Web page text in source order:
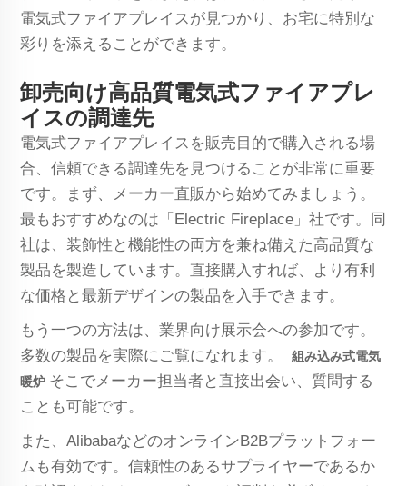
電気式ファイアプレイスが見つかり、お宅に特別な
彩りを添えることができます。
卸売向け高品質電気式ファイアプレ
イスの調達先
電気式ファイアプレイスを販売目的で購入される場
合、信頼できる調達先を見つけることが非常に重要
です。まず、メーカー直販から始めてみましょう。
最もおすすめなのは「Electric Fireplace」社です。同
社は、装飾性と機能性の両方を兼ね備えた高品質な
製品を製造しています。直接購入すれば、より有利
な価格と最新デザインの製品を入手できます。
もう一つの方法は、業界向け展示会への参加です。
多数の製品を実際にご覧になれます。
組み込み式電気
暖炉 そこでメーカー担当者と直接出会い、質問する
ことも可能です。
また、AlibabaなどのオンラインB2Bプラットフォー
ムも有効です。信頼性のあるサプライヤーであるか